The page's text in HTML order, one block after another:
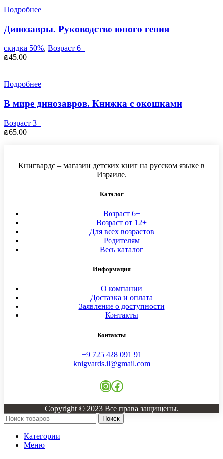
Подробнее
Динозавры. Руководство юного гения
скидка 50%, Возраст 6+
₪45.00
Подробнее
В мире динозавров. Книжка с окошками
Возраст 3+
₪65.00
Книгвардс – магазин детских книг на русском языке в
Израиле.
Каталог
Возраст 6+
Возраст от 12+
Для всех возрастов
Родителям
Весь каталог
Информация
О компании
Доставка и оплата
Заявление о доступности
Контакты
Контакты
+9 725 428 091 91
knigvards.il@gmail.com
Copyright © 2023 Все права защищены.
Поиск
Категории
Меню